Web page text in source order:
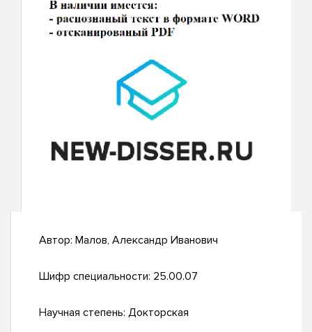
Автор: Малов, Александр Иванович
Шифр специальности: 25.00.07
Научная степень: Докторская